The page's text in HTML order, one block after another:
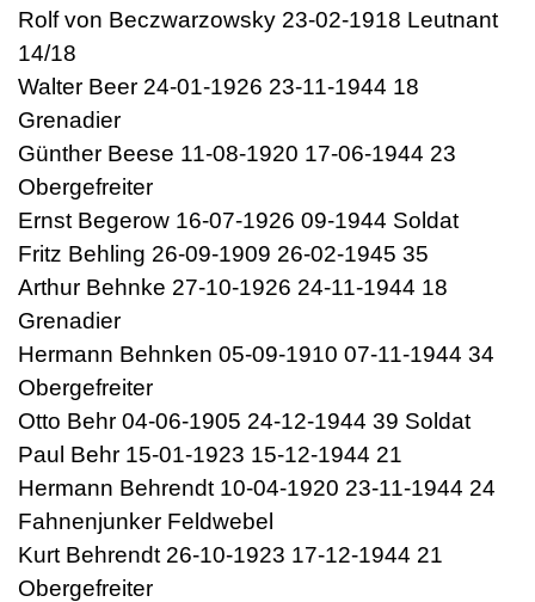
Rolf von Beczwarzowsky 23-02-1918 Leutnant
14/18
Walter Beer 24-01-1926 23-11-1944 18
Grenadier
Günther Beese 11-08-1920 17-06-1944 23
Obergefreiter
Ernst Begerow 16-07-1926 09-1944 Soldat
Fritz Behling 26-09-1909 26-02-1945 35
Arthur Behnke 27-10-1926 24-11-1944 18
Grenadier
Hermann Behnken 05-09-1910 07-11-1944 34
Obergefreiter
Otto Behr 04-06-1905 24-12-1944 39 Soldat
Paul Behr 15-01-1923 15-12-1944 21
Hermann Behrendt 10-04-1920 23-11-1944 24
Fahnenjunker Feldwebel
Kurt Behrendt 26-10-1923 17-12-1944 21
Obergefreiter